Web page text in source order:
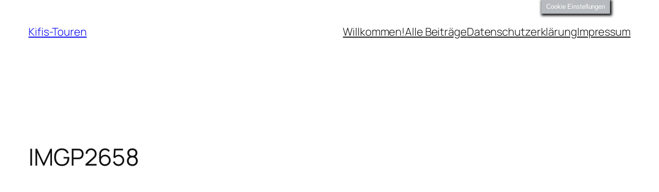
Inhalt
springen
Kifis-Touren Willkommen!Alle BeiträgeDatenschutzerklärungImpressum
IMGP2658
Cookie Einstellungen